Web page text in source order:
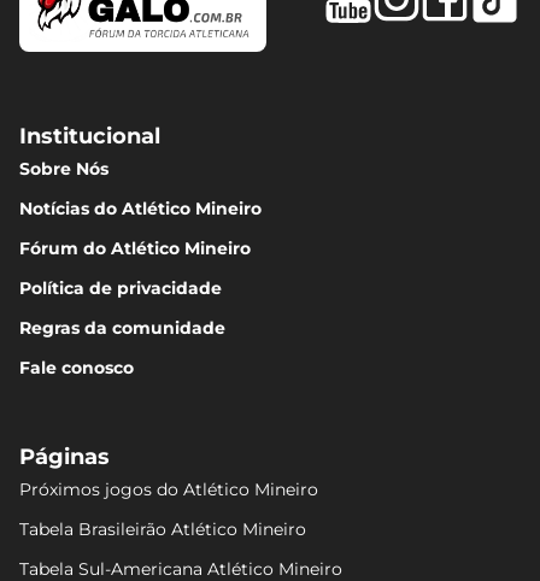
Institucional
Sobre Nós
Notícias do Atlético Mineiro
Fórum do Atlético Mineiro
Política de privacidade
Regras da comunidade
Fale conosco
Páginas
Próximos jogos do Atlético Mineiro
Tabela Brasileirão Atlético Mineiro
Tabela Sul-Americana Atlético Mineiro